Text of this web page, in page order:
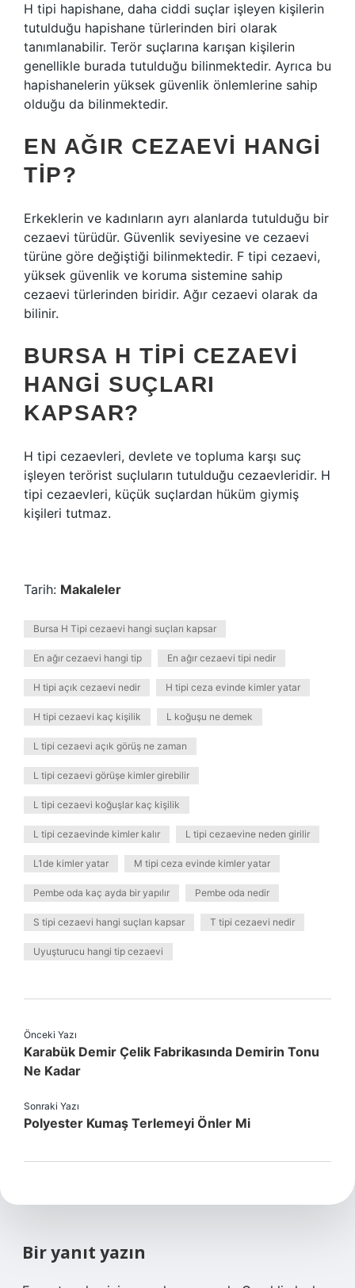
H tipi hapishane, daha ciddi suçlar işleyen kişilerin
tutulduğu hapishane türlerinden biri olarak
tanımlanabilir. Terör suçlarına karışan kişilerin
genellikle burada tutulduğu bilinmektedir. Ayrıca bu
hapishanelerin yüksek güvenlik önlemlerine sahip
olduğu da bilinmektedir.
EN AĞIR CEZAEVI HANGI
TIP?
Erkeklerin ve kadınların ayrı alanlarda tutulduğu bir
cezaevi türüdür. Güvenlik seviyesine ve cezaevi
türüne göre değiştiği bilinmektedir. F tipi cezaevi,
yüksek güvenlik ve koruma sistemine sahip
cezaevi türlerinden biridir. Ağır cezaevi olarak da
bilinir.
BURSA H TIPI CEZAEVI
HANGI SUÇLARI
KAPSAR?
H tipi cezaevleri, devlete ve topluma karşı suç
işleyen terörist suçluların tutulduğu cezaevleridir. H
tipi cezaevleri, küçük suçlardan hüküm giymiş
kişileri tutmaz.
Tarih: Makaleler
Bursa H Tipi cezaevi hangi suçları kapsar
En ağır cezaevi hangi tip En ağır cezaevi tipi nedir
H tipi açık cezaevi nedir H tipi ceza evinde kimler yatar
H tipi cezaevi kaç kişilik L koğuşu ne demek
L tipi cezaevi açık görüş ne zaman
L tipi cezaevi görüşe kimler girebilir
L tipi cezaevi koğuşlar kaç kişilik
L tipi cezaevinde kimler kalır L tipi cezaevine neden girilir
L1de kimler yatar M tipi ceza evinde kimler yatar
Pembe oda kaç ayda bir yapılır Pembe oda nedir
S tipi cezaevi hangi suçları kapsar T tipi cezaevi nedir
Uyuşturucu hangi tip cezaevi
Önceki Yazı
Karabük Demir Çelik Fabrikasında Demirin Tonu
Ne Kadar
Sonraki Yazı
Polyester Kumaş Terlemeyi Önler Mi
Bir yanıt yazın